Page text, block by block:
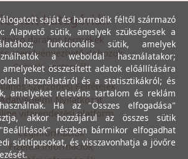
kategóriák
darabos termékek
szerelvényezhető dobozok
Csövek, csatornák
Szerződési Feltételek
Adatvédelmi Nyilatkozat
vitarendezési platform
Céginformációk
Fizetési információk
saját és harmadik féltől származó
Alapvető sütik, amelyek szükségesek a
funkcionális sütik, amelyek
a weboldal használatakor;
összesített adatok előállítására
használatáról és a statisztikákról; és
amelyeket releváns tartalom és reklám
Ha az "Összes elfogadása"
akkor hozzájárul az összes sütik
részben bármikor elfogadhat
sütitípusokat, és visszavonhatja a jövőre